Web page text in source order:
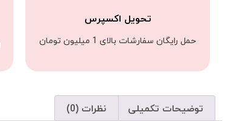
تحویل اکسپرس
حمل رایگان سفارشات بالای 1 میلیون تومان
توضیحات تکمیلی نظرات (0)